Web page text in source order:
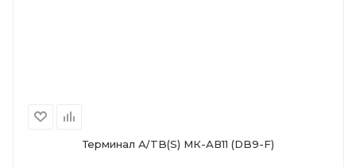
Терминал А/TB(S) МК-АВ11 (DB9-F)